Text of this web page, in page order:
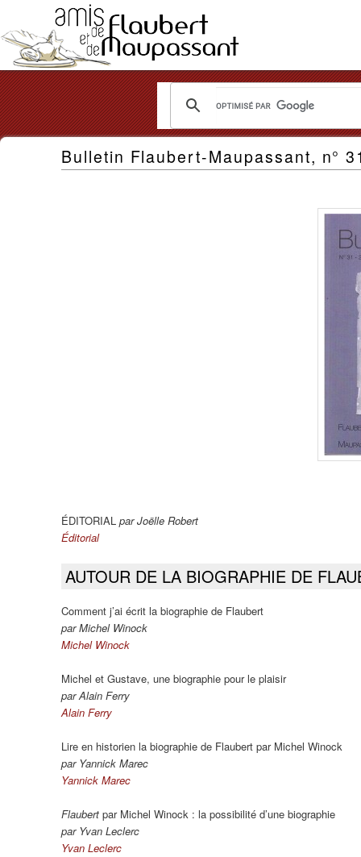
Les
Bulletin Flaubert-Maupassant, n°
ÉDITORIAL par Joëlle Robert
Éditorial
AUTOUR DE LA BIOGRAPHIE DE
Comment j’ai écrit la biographie de Flaubert
par Michel Winock
Michel Winock
Michel et Gustave, une biographie pour le plaisir
par Alain Ferry
Alain Ferry
Lire en historien la biographie de Flaubert par Michel Winock
par Yannick Marec
Yannick Marec
Flaubert par Michel Winock : la possibilité d’une biographie
par Yvan Leclerc
Yvan Leclerc